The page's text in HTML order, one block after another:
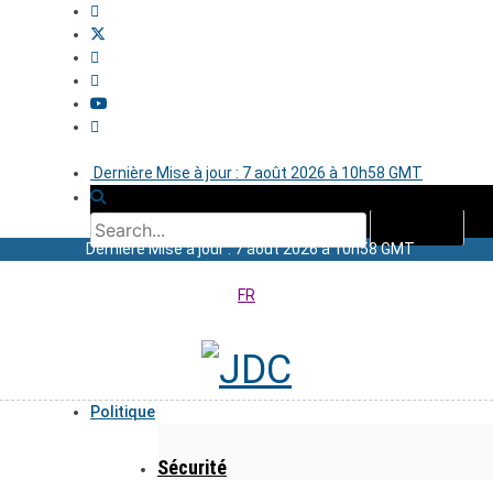
Dernière Mise à jour : 7 août 2026 à 10h58 GMT
Dernière Mise à jour : 7 août 2026 à 10h58 GMT
FR
Politique
Sécurité